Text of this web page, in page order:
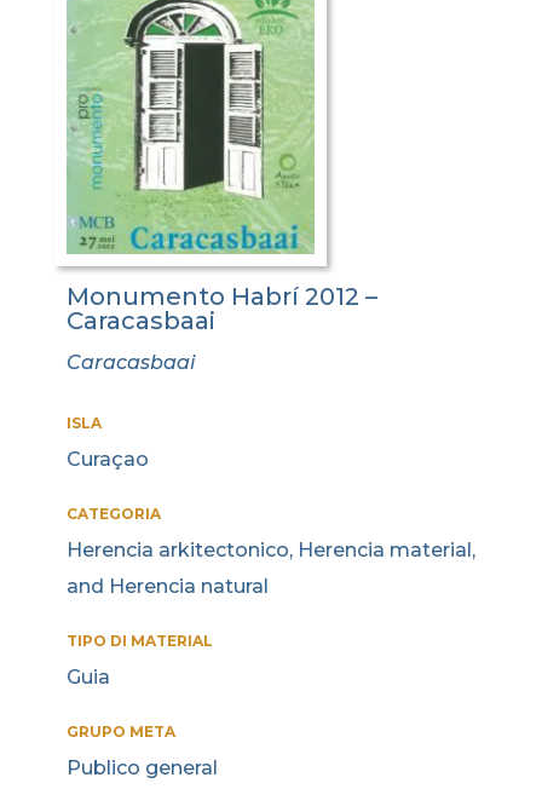
Monumento Habrí 2012 –
Caracasbaai
Caracasbaai
ISLA
Curaçao
CATEGORIA
Herencia arkitectonico, Herencia material,
and Herencia natural
TIPO DI MATERIAL
Guia
GRUPO META
Publico general